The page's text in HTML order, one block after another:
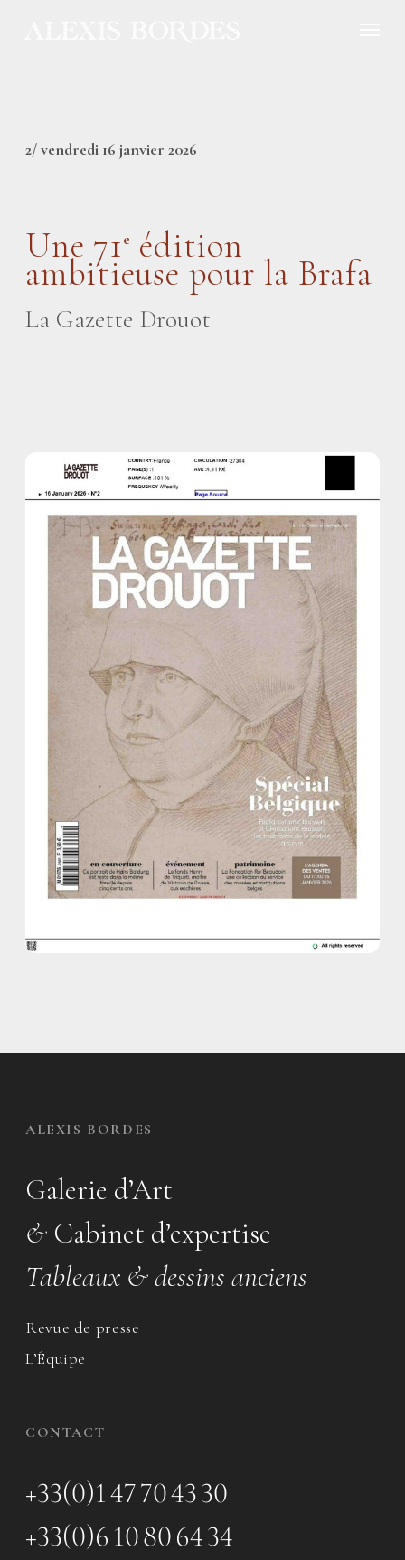
2/ vendredi 16 janvier 2026
Une 71e édition
ambitieuse pour la Brafa
La Gazette Drouot
ALEXIS BORDES
Galerie d’Art
& Cabinet d’expertise
Tableaux & dessins anciens
Revue de presse
L’Équipe
CONTACT
+33(0)1 47 70 43 30
+33(0)6 10 80 64 34